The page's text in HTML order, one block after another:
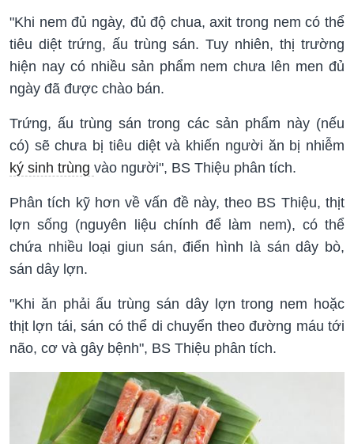
"Khi nem đủ ngày, đủ độ chua, axit trong nem có thể
tiêu diệt trứng, ấu trùng sán. Tuy nhiên, thị trường
hiện nay có nhiều sản phẩm nem chưa lên men đủ
ngày đã được chào bán.
Trứng, ấu trùng sán trong các sản phẩm này (nếu
có) sẽ chưa bị tiêu diệt và khiến người ăn bị nhiễm
ký sinh trùng vào người", BS Thiệu phân tích.
Phân tích kỹ hơn về vấn đề này, theo BS Thiệu, thịt
lợn sống (nguyên liệu chính để làm nem), có thể
chứa nhiều loại giun sán, điển hình là sán dây bò,
sán dây lợn.
"Khi ăn phải ấu trùng sán dây lợn trong nem hoặc
thịt lợn tái, sán có thể di chuyển theo đường máu tới
não, cơ và gây bệnh", BS Thiệu phân tích.